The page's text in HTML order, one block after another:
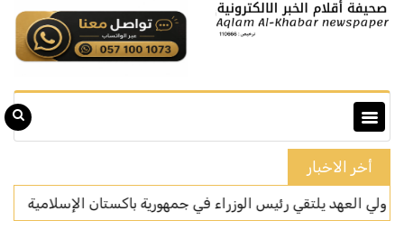
أخر الاخبار
يلتقي رئيس الوزراء في جمهورية باكستان الإسلامية